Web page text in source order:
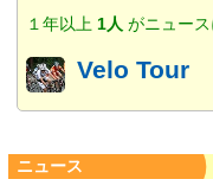
１年以上 1人 がニュー
Velo Tour
ニュース